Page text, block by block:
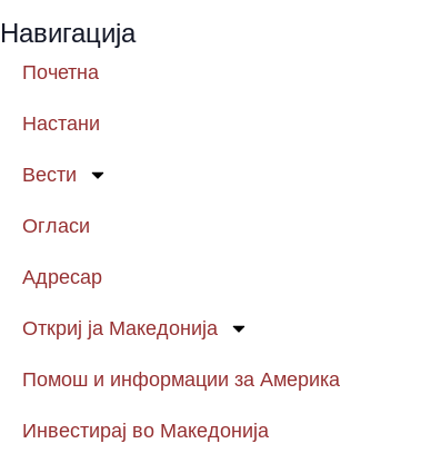
Навигација
Почетна
Настани
Вести
Огласи
Адресар
Откриј ја Македонија
Помош и информации за Америка
Инвестирај во Македонија